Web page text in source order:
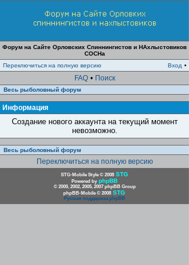
Форум на Сайте Орловских Спиннингистов и НАхлыстовиков
СОСНа
Переключиться на полную версию
Вход •
FAQ • Поиск
Весь рыболовный форум
Информация
Создание нового аккаунта на текущий момент
невозможно.
Весь рыболовный форум
Переключиться на полную версию
STG-Mobile Style © 2008 STG
Powered by phpBB
© 2000, 2002, 2005, 2007 phpBB Group
phpBB-Mobile © 2008 STG
Русская поддержка phpBB